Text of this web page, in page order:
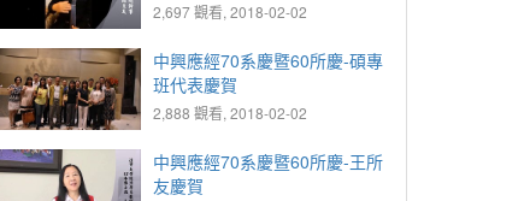
2,697 觀看, 2018-02-02
中興應經70系慶暨60所慶-碩專
班代表慶賀
2,888 觀看, 2018-02-02
中興應經70系慶暨60所慶-王所
友慶賀